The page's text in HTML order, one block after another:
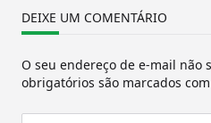
DEIXE UM COMENTÁRIO
O seu endereço de e-mail não
obrigatórios são marcados com